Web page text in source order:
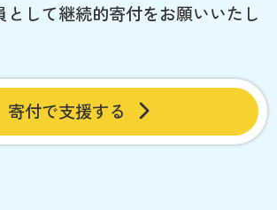
として継続的寄付をお願いいたし
寄付で支援する